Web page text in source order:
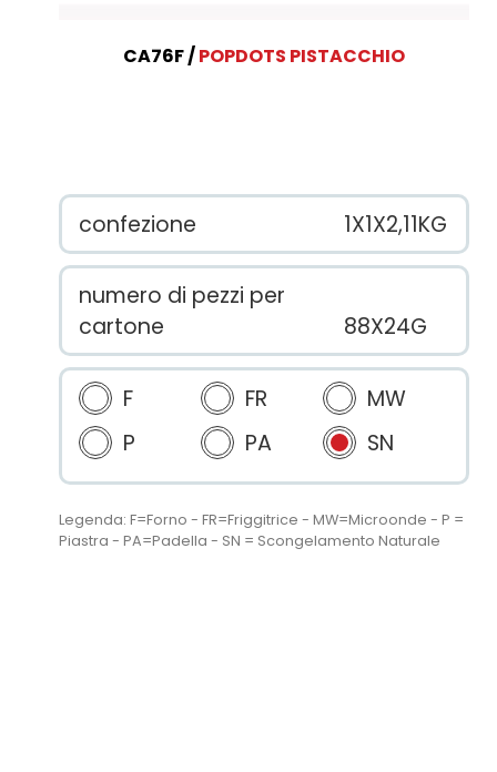
CA76F POPDOTS PISTACCHIO
confezione 1X1X2,11KG
numero di pezzi per
cartone
88X24G
F FR
MW
P
PA SN
Legenda: F=Forno - FR=Friggitrice - MW=Microonde - P =
Piastra - PA=Padella - SN = Scongelamento Naturale